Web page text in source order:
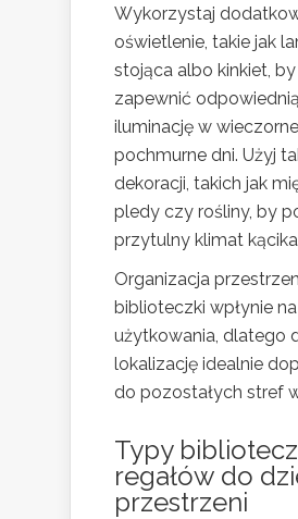
Wykorzystaj
oświetlenie, takie jak
stojąca albo kinkiet, by
zapewnić odpowiednią
iluminację w
pochmurne dni. Użyj
dekoracji, takich jak
pledy czy rośliny, by
przytulny klimat
Organizacja
biblioteczki wpłynie
użytkowania, dlatego
lokalizację idealnie
do pozostałych stref
Typy
regałów do
przestrzeni